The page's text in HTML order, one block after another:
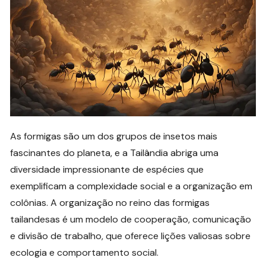
As formigas são um dos grupos de insetos mais
fascinantes do planeta, e a Tailândia abriga uma
diversidade impressionante de espécies que
exemplificam a complexidade social e a organização em
colônias. A organização no reino das formigas
tailandesas é um modelo de cooperação, comunicação
e divisão de trabalho, que oferece lições valiosas sobre
ecologia e comportamento social.